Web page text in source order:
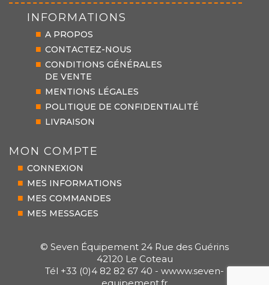
INFORMATIONS
A PROPOS
CONTACTEZ-NOUS
CONDITIONS GÉNÉRALES
DE VENTE
MENTIONS LÉGALES
POLITIQUE DE CONFIDENTIALITÉ
LIVRAISON
MON COMPTE
CONNEXION
MES INFORMATIONS
MES COMMANDES
MES MESSAGES
© Seven Équipement 24 Rue des Guérins
42120 Le Coteau
Tél +33 (0)4 82 82 67 40 - wwww.seven-